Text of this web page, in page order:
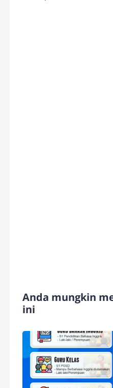
Anda mungkin
ini